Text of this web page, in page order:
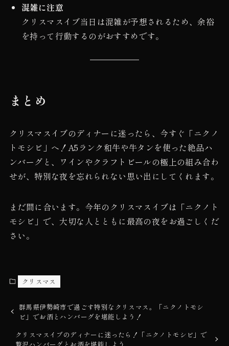
混雑に注意
クリスマスイブ当日は混雑が予想されるため、余裕
を持って行動するのがおすすめです。
まとめ
クリスマスイブのディナーに迷ったら、今すぐ「ニクノ
トモシビ」へ！A5ランク和牛や牛タンを使った絶品ハ
ンバーグと、ワインやクラフトビールの極上の組み合わ
せが、特別な夜を忘れられない思い出にしてくれます。
まだ間に合います。今年のクリスマスイブは「ニクノト
モシビ」で、大切な人とともに最高の夜をお過ごしくだ
さい。
クリスマス
群馬県伊勢崎市で過ごす特別なクリスマス。「ニクノトモシ
ビ」でお酒とハンバーグを堪能しよう！
クリスマスイブのディナーに迷ったら！「ニクノトモシビ」で
贅沢ハンバーグとお酒を堪能しよう